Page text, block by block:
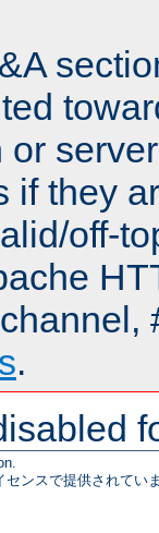
if they
off-
.
センスで提供されてい